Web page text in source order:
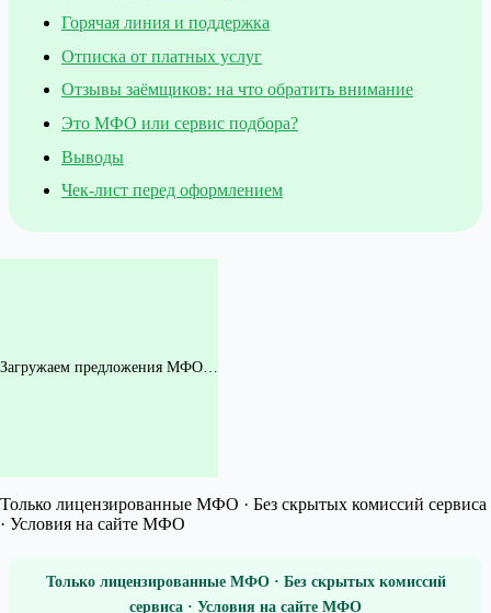
Горячая линия и поддержка
Отписка от платных услуг
Отзывы заёмщиков: на что обратить внимание
Это МФО или сервис подбора?
Выводы
Чек-лист перед оформлением
Загружаем предложения МФО…
Только лицензированные МФО · Без скрытых комиссий сервиса
· Условия на сайте МФО
Только лицензированные МФО · Без скрытых комиссий
сервиса · Условия на сайте МФО